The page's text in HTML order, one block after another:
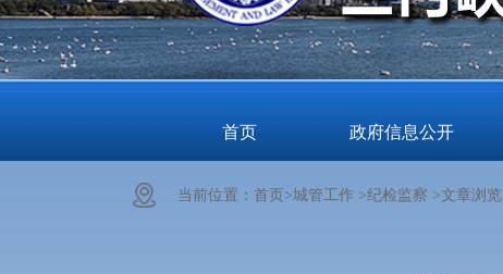
首页 政府信息公开
当前位置： 首页>城管工作 >纪检监察 >文章浏览